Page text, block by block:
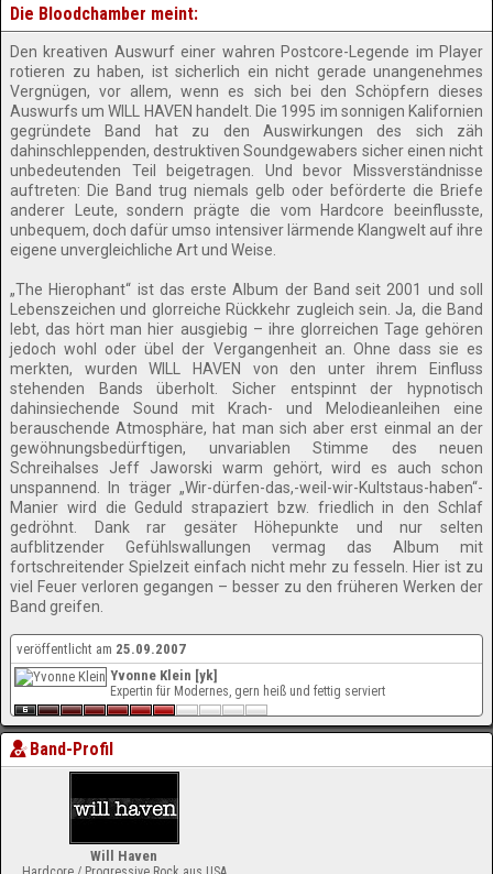
Die Bloodchamber meint:
Den kreativen Auswurf einer wahren Postcore-Legende im Player
rotieren zu haben, ist sicherlich ein nicht gerade unangenehmes
Vergnügen, vor allem, wenn es sich bei den Schöpfern dieses
Auswurfs um WILL HAVEN handelt. Die 1995 im sonnigen Kalifornien
gegründete Band hat zu den Auswirkungen des sich zäh
dahinschleppenden, destruktiven Soundgewabers sicher einen nicht
unbedeutenden Teil beigetragen. Und bevor Missverständnisse
auftreten: Die Band trug niemals gelb oder beförderte die Briefe
anderer Leute, sondern prägte die vom Hardcore beeinflusste,
unbequem, doch dafür umso intensiver lärmende Klangwelt auf ihre
eigene unvergleichliche Art und Weise.
„The Hierophant“ ist das erste Album der Band seit 2001 und soll
Lebenszeichen und glorreiche Rückkehr zugleich sein. Ja, die Band
lebt, das hört man hier ausgiebig – ihre glorreichen Tage gehören
jedoch wohl oder übel der Vergangenheit an. Ohne dass sie es
merkten, wurden WILL HAVEN von den unter ihrem Einfluss
stehenden Bands überholt. Sicher entspinnt der hypnotisch
dahinsiechende Sound mit Krach- und Melodieanleihen eine
berauschende Atmosphäre, hat man sich aber erst einmal an der
gewöhnungsbedürftigen, unvariablen Stimme des neuen
Schreihalses Jeff Jaworski warm gehört, wird es auch schon
unspannend. In träger „Wir-dürfen-das,-weil-wir-Kultstaus-haben“-
Manier wird die Geduld strapaziert bzw. friedlich in den Schlaf
gedröhnt. Dank rar gesäter Höhepunkte und nur selten
aufblitzender Gefühlswallungen vermag das Album mit
fortschreitender Spielzeit einfach nicht mehr zu fesseln. Hier ist zu
viel Feuer verloren gegangen – besser zu den früheren Werken der
Band greifen.
veröffentlicht am 25.09.2007
Yvonne Klein [yk]
Expertin für Modernes, gern heiß und fettig serviert
Band-Profil
Will Haven